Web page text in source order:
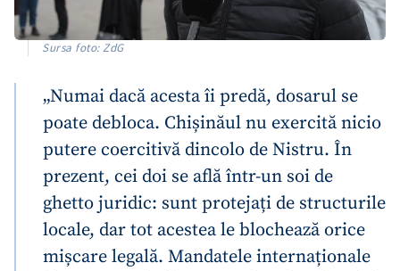
Sursa foto: ZdG
„Numai dacă acesta îi predă, dosarul se
poate debloca. Chișinăul nu exercită nicio
putere coercitivă dincolo de Nistru. În
prezent, cei doi se află într-un soi de
ghetto juridic: sunt protejați de structurile
locale, dar tot acestea le blochează orice
mișcare legală. Mandatele internaționale